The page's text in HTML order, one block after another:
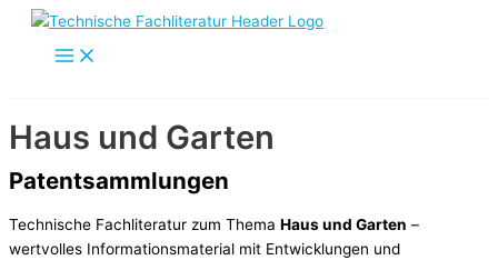
Zum
Haus und Garten
Patentsammlungen
Technische Fachliteratur zum Thema Haus und Garten –
wertvolles Informationsmaterial mit Entwicklungen und